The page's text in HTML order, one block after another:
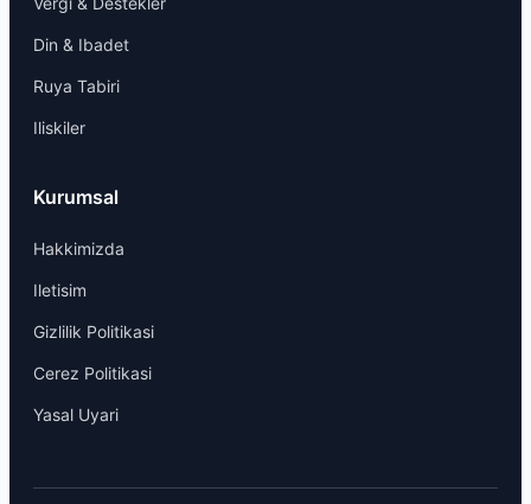
Din & Ibadet
Ruya Tabiri
Iliskiler
Kurumsal
Hakkimizda
Iletisim
Gizlilik Politikasi
Cerez Politikasi
Yasal Uyari